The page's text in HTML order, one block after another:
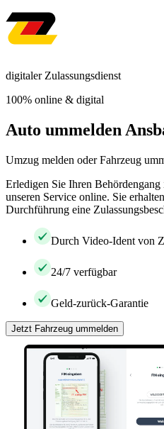
digitaler Zulassungsdienst
100% online & digital
Auto ummelden
Umzug melden oder Fahrzeug
Erledigen Sie Ihren
unseren Service online. Sie
Durchführung eine
Durch Video-Ident von
24/7 verfügbar
Geld-zurück-Garantie
Jetzt Fahrzeug ummelden